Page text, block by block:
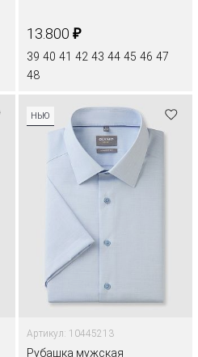
13.800 ₽
39 40 41 42 43 44 45 46 47
48
НЬЮ
Артикул: 10445213
Рубашка мужская